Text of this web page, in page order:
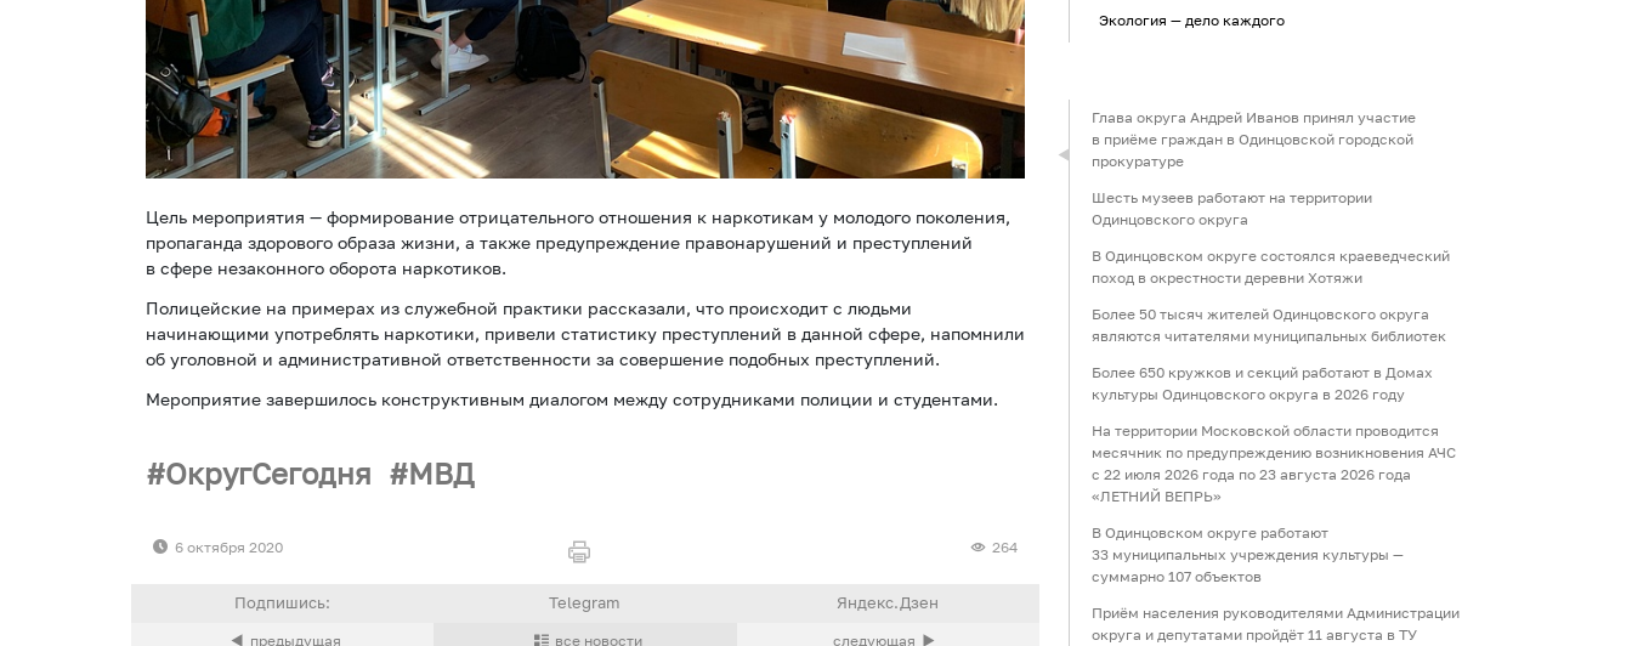
Цель мероприятия — формирование отрицательного отношения к наркотикам у молодого поколения,
пропаганда здорового образа жизни, а также предупреждение правонарушений и преступлений
в сфере незаконного оборота наркотиков.
Полицейские на примерах из служебной практики рассказали, что происходит с людьми
начинающими употреблять наркотики, привели статистику преступлений в данной сфере, напомнили
об уголовной и административной ответственности за совершение подобных преступлений.
Мероприятие завершилось конструктивным диалогом между сотрудниками полиции и студентами.
ОкругСегодня МВД
6 октября 2020 264
Экология — дело каждого
Глава округа Андрей Иванов принял участие
в приёме граждан в Одинцовской городской
прокуратуре
Шесть музеев работают на территории
Одинцовского округа
В Одинцовском округе состоялся краеведческий
поход в окрестности деревни Хотяжи
Более 50 тысяч жителей Одинцовского округа
являются читателями муниципальных библиотек
Более 650 кружков и секций работают в Домах
культуры Одинцовского округа в 2026 году
На территории Московской области проводится
месячник по предупреждению возникновения АЧС
с 22 июля 2026 года по 23 августа 2026 года
«ЛЕТНИЙ ВЕПРЬ»
В Одинцовском округе работают
33 муниципальных учреждения культуры —
суммарно 107 объектов
Приём населения руководителями Администрации
округа и депутатами пройдёт 11 августа в ТУ